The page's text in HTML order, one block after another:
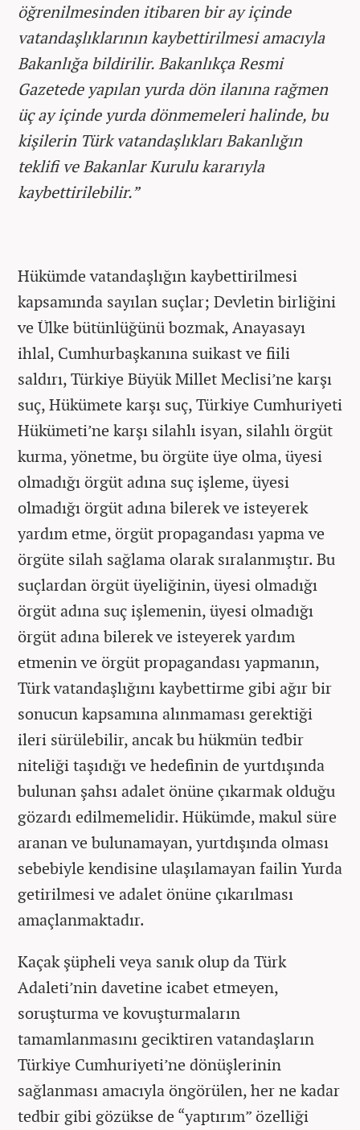
öğrenilmesinden itibaren bir ay içinde
vatandaşlıklarının kaybettirilmesi amacıyla
Bakanlığa bildirilir. Bakanlıkça Resmi
Gazetede yapılan yurda dön ilanına rağmen
üç ay içinde yurda dönmemeleri halinde, bu
kişilerin Türk vatandaşlıkları Bakanlığın
teklifi ve Bakanlar Kurulu kararıyla
kaybettirilebilir.”
Hükümde vatandaşlığın kaybettirilmesi
kapsamında sayılan suçlar; Devletin birliğini
ve Ülke bütünlüğünü bozmak, Anayasayı
ihlal, Cumhurbaşkanına suikast ve fiili
saldırı, Türkiye Büyük Millet Meclisi’ne karşı
suç, Hükümete karşı suç, Türkiye Cumhuriyeti
Hükümeti’ne karşı silahlı isyan, silahlı örgüt
kurma, yönetme, bu örgüte üye olma, üyesi
olmadığı örgüt adına suç işleme, üyesi
olmadığı örgüt adına bilerek ve isteyerek
yardım etme, örgüt propagandası yapma ve
örgüte silah sağlama olarak sıralanmıştır. Bu
suçlardan örgüt üyeliğinin, üyesi olmadığı
örgüt adına suç işlemenin, üyesi olmadığı
örgüt adına bilerek ve isteyerek yardım
etmenin ve örgüt propagandası yapmanın,
Türk vatandaşlığını kaybettirme gibi ağır bir
sonucun kapsamına alınmaması gerektiği
ileri sürülebilir, ancak bu hükmün tedbir
niteliği taşıdığı ve hedefinin de yurtdışında
bulunan şahsı adalet önüne çıkarmak olduğu
gözardı edilmemelidir. Hükümde, makul süre
aranan ve bulunamayan, yurtdışında olması
sebebiyle kendisine ulaşılamayan failin Yurda
getirilmesi ve adalet önüne çıkarılması
amaçlanmaktadır.
Kaçak şüpheli veya sanık olup da Türk
Adaleti’nin davetine icabet etmeyen,
soruşturma ve kovuşturmaların
tamamlanmasını geciktiren vatandaşların
Türkiye Cumhuriyeti’ne dönüşlerinin
sağlanması amacıyla öngörülen, her ne kadar
tedbir gibi gözükse de “yaptırım” özelliği